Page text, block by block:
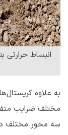
انبساط حرارتی
به علاوه
مختلف ضرایب